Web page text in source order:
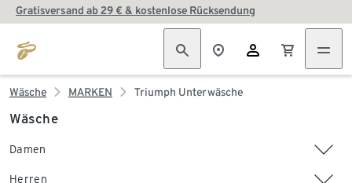
Gratisversand ab 29 € & kostenlose Rücksendung
Wäsche MARKEN Triumph Unterwäsche
Wäsche
Damen
Herren